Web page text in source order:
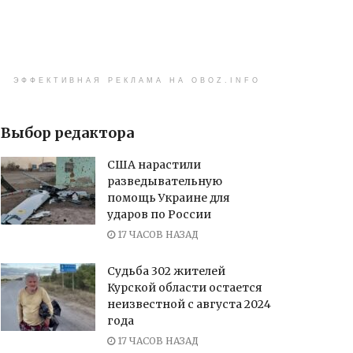
ЭФФЕКТИВНАЯ РЕКЛАМА НА OBOZ.INFO
Выбор редактора
США нарастили
разведывательную
помощь Украине для
ударов по России
17 ЧАСОВ НАЗАД
Судьба 302 жителей
Курской области остается
неизвестной с августа 2024
года
17 ЧАСОВ НАЗАД